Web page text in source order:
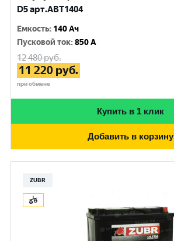
D5 арт.ABT1404
Емкость: 140 Ач
Пусковой ток:850 A
12 480руб.
11 220 руб.
при обмене
Купить в 1 клик
Добавить в корзину
ZUBR